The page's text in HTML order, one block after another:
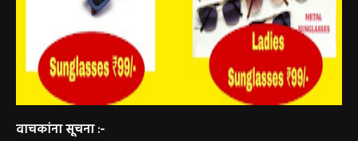
वाचकांना सूचना :-